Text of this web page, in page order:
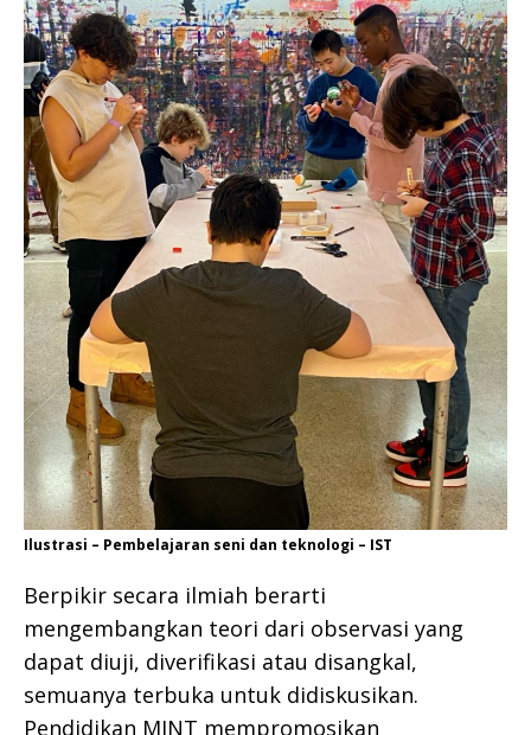
Ilustrasi – Pembelajaran seni dan teknologi – IST
Berpikir secara ilmiah berarti
mengembangkan teori dari observasi yang
dapat diuji, diverifikasi atau disangkal,
semuanya terbuka untuk didiskusikan.
Pendidikan MINT mempromosikan